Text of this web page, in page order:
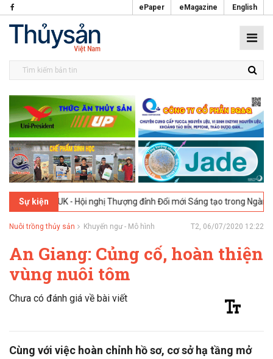
ePaper eMagazine English
Sự kiện
UK - Hội nghị Thượng đỉnh Đổi mới Sáng tạo trong Ngành Thực
Nuôi trồng thủy sản Khuyến ngư - Mô hình T2, 06/07/2020 12:22
An Giang: Củng cố, hoàn thiện
vùng nuôi tôm
Chưa có đánh giá về bài viết
Cùng với việc hoàn chỉnh hồ sơ, cơ sở hạ tầng mở